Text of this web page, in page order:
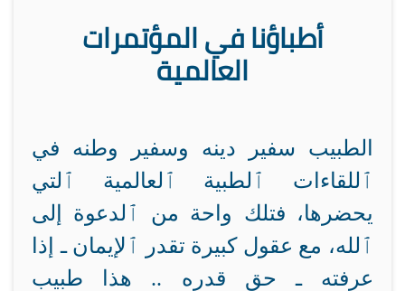
أطباؤنا في المؤتمرات
العالمية
الطبيب سفير دينه وسفير وطنه في
ٱللقاءات ٱلطبية ٱلعالمية ٱلتي
يحضرها، فتلك واحة من ٱلدعوة إلى
ٱلله، مع عقول كبيرة تقدر ٱلإيمان ـ إذا
عرفته ـ حق قدره .. هذا طبيب